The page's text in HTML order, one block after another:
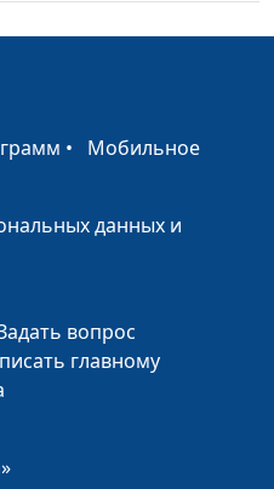
• Мобильное
данных и
вопрос
главному